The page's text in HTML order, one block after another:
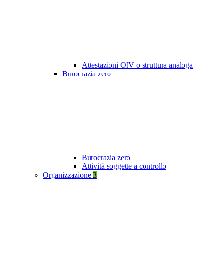
Attestazioni OIV o struttura analoga
Burocrazia zero
Burocrazia zero
Attività soggette a controllo
Organizzazione 3